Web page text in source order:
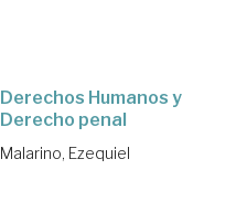
Derechos Humanos y
Derecho penal
Malarino, Ezequiel